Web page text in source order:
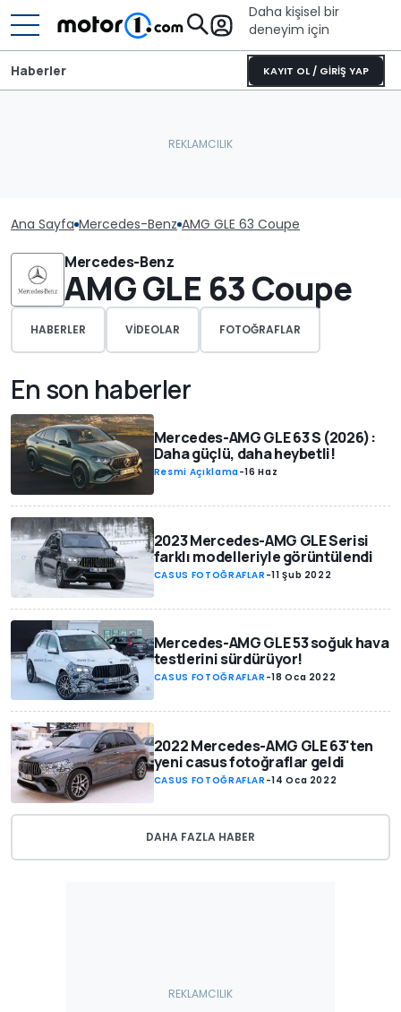
Daha kişisel bir
deneyim için
KAYIT OL / GİRİŞ YAP
Haberler
Ana Sayfa Mercedes-Benz AMG GLE 63 Coupe
Mercedes-Benz
AMG GLE 63 Coupe
HABERLER VIDEOLAR FOTOĞRAFLAR
En son haberler
Mercedes-AMG GLE 63 S (2026):
Daha güçlü, daha heybetli!
Resmi Açıklama-16 Haz
2023 Mercedes-AMG GLE Serisi
farklı modelleriyle görüntülendi
CASUS FOTOĞRAFLAR -11 Şub 2022
Mercedes-AMG GLE 53 soğuk hava
testlerini sürdürüyor!
CASUS FOTOĞRAFLAR -18 Oca 2022
2022 Mercedes-AMG GLE 63'ten
yeni casus fotoğraflar geldi
CASUS FOTOĞRAFLAR -14 Oca 2022
DAHA FAZLA HABER